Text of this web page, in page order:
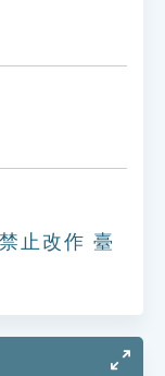
止改作 臺